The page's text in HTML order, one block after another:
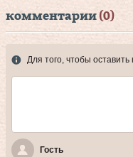
комментарии (0)
Для того, чтобы
Гость